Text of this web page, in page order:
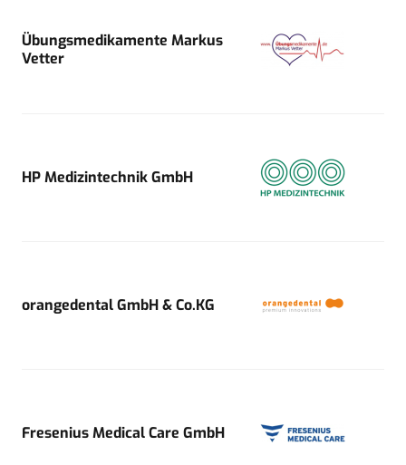
Übungsmedikamente Markus
Vetter
HP Medizintechnik GmbH
orangedental GmbH & Co.KG
Fresenius Medical Care GmbH